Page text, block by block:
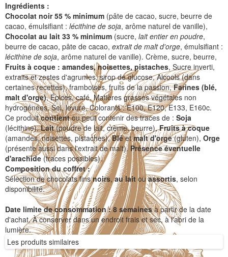
Ingrédients :
Chocolat noir 55 % minimum (pâte de cacao, sucre, beurre de
cacao, émulsifiant : lécithine de soja, arôme naturel de vanille),
Chocolat au lait 33 % minimum (sucre, lait entier en poudre,
beurre de cacao, pâte de cacao, extrait de malt d'orge, émulsifiant :
lécithine de soja, arôme naturel de vanille). Crème, sucre, beurre,
Fruits à coque : amandes, noisettes, pistaches, Sucre inverti,
extraits et zestes d'agrumes, sirop de glucose, Alcools (dans
certaines recettes), framboises, fruits de la passion,Farines (blé,
malt d'orge), Épices, café, Matières grasses végétales non
hydrogénées, Sel, levure, Colorants : E100, E120, E133, E160c.
Ce produitcontientou peut contenir des traces de : Soja
(lécithine),Lait(poudre de lait, crème, beurre),Fruits à coque
(amandes, noisettes, pistaches),Bléetmalt d'orge(gluten), Orge
(présente aussi dans l'extrait de malt). Présence éventuelle
d'arachide (traces possibles).
Composition du coffret :
Sélection de chocolats finsnoirs,au laitouassortis, selon
disponibilité.
Date limite de consommation : 8 semainesà partir de la date
d'achat. À conserver dans un endroit frais et sec, à l'abri de la
lumière.
Les produits similaires